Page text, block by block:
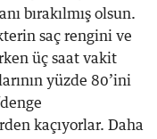
bırakılmış olsun.
saç rengini ve
üç saat vakit
yüzde 80’ini
kaçıyorlar. Daha